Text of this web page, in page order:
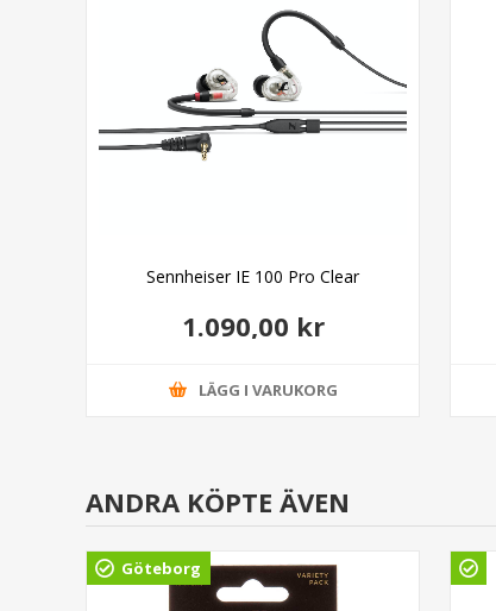
Sennheiser IE 100 Pro Clear
1.090,00 kr
LÄGG I VARUKORG
ANDRA KÖPTE ÄVEN
Göteborg